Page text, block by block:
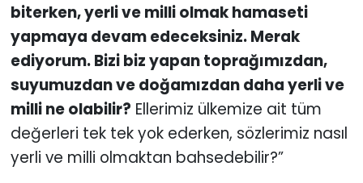
biterken, yerli ve milli olmak hamaseti
yapmaya devam edeceksiniz. Merak
ediyorum. Bizi biz yapan toprağımızdan,
suyumuzdan ve doğamızdan daha yerli ve
milli ne olabilir? Ellerimiz ülkemize ait tüm
değerleri tek tek yok ederken, sözlerimiz nasıl
yerli ve milli olmaktan bahsedebilir?”